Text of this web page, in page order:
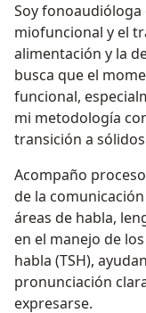
Soy
miofuncional y el
alimentación y la
busca que el
funcional,
mi metodología
transición a
Acompaño
de la
áreas de habla,
en el manejo de
habla (TSH),
pronunciación
expresarse.